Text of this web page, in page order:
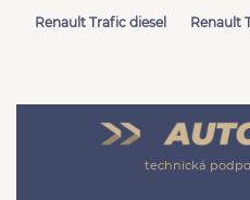
Renault Trafic diesel
Renault
technická